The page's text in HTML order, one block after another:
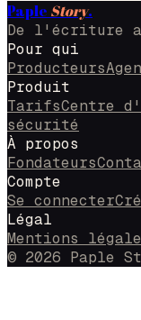
Paple Story.
De l'écriture
Pour qui
Producteurs
Produit
TarifsCentre
sécurité
À propos
Fondateurs
Compte
Se connecter
Légal
Mentions
© 2026 Paple